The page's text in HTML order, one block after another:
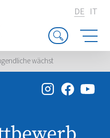
DE IT
wächst